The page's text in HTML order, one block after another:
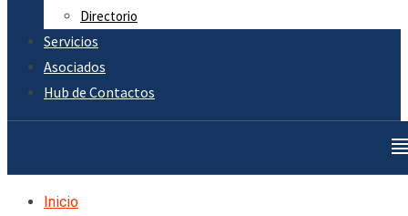
Directorio
Servicios
Asociados
Hub de Contactos
Inicio